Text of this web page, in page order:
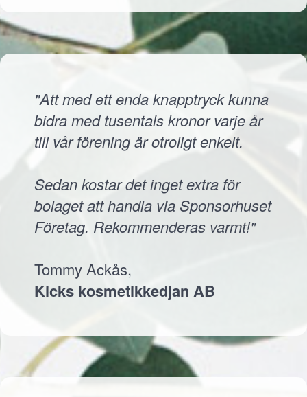
"Att med ett enda knapptryck kunna
bidra med tusentals kronor varje år
till vår förening är otroligt enkelt.
Sedan kostar det inget extra för
bolaget att handla via Sponsorhuset
Företag. Rekommenderas varmt!"
Tommy Ackås,
Kicks kosmetikkedjan AB